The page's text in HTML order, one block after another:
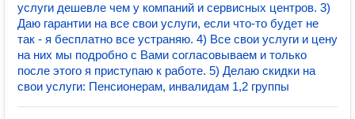
услуги дешевле чем у компаний и сервисных центров. 3)
Даю гарантии на все свои услуги, если что-то будет не
так - я бесплатно все устраняю. 4) Все свои услуги и цену
на них мы подробно с Вами согласовываем и только
после этого я приступаю к работе. 5) Делаю скидки на
свои услуги: Пенсионерам, инвалидам 1,2 группы